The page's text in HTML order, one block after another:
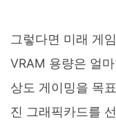
그렇다면 미래 게
VRAM 용량은 얼
상도 게이밍을 목
진 그래픽카드를